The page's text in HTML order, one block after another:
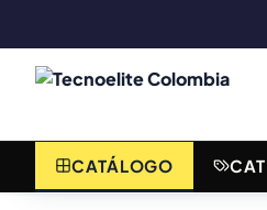
CATÁLOGO